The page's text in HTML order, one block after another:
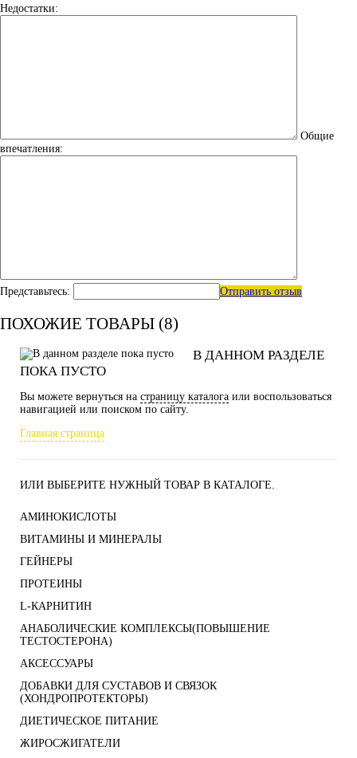
Недостатки:
Общие
впечатления:
Представьтесь: Отправить отзыв
ПОХОЖИЕ ТОВАРЫ (8)
В ДАННОМ РАЗДЕЛЕ
ПОКА ПУСТО
Вы можете вернуться на страницу каталога или воспользоваться
навигацией или поиском по сайту.
Главная страница
ИЛИ ВЫБЕРИТЕ НУЖНЫЙ ТОВАР В КАТАЛОГЕ.
АМИНОКИСЛОТЫ
ВИТАМИНЫ И МИНЕРАЛЫ
ГЕЙНЕРЫ
ПРОТЕИНЫ
L-КАРНИТИН
АНАБОЛИЧЕСКИЕ КОМПЛЕКСЫ(ПОВЫШЕНИЕ
ТЕСТОСТЕРОНА)
АКСЕССУАРЫ
ДОБАВКИ ДЛЯ СУСТАВОВ И СВЯЗОК
(ХОНДРОПРОТЕКТОРЫ)
ДИЕТИЧЕСКОЕ ПИТАНИЕ
ЖИРОСЖИГАТЕЛИ